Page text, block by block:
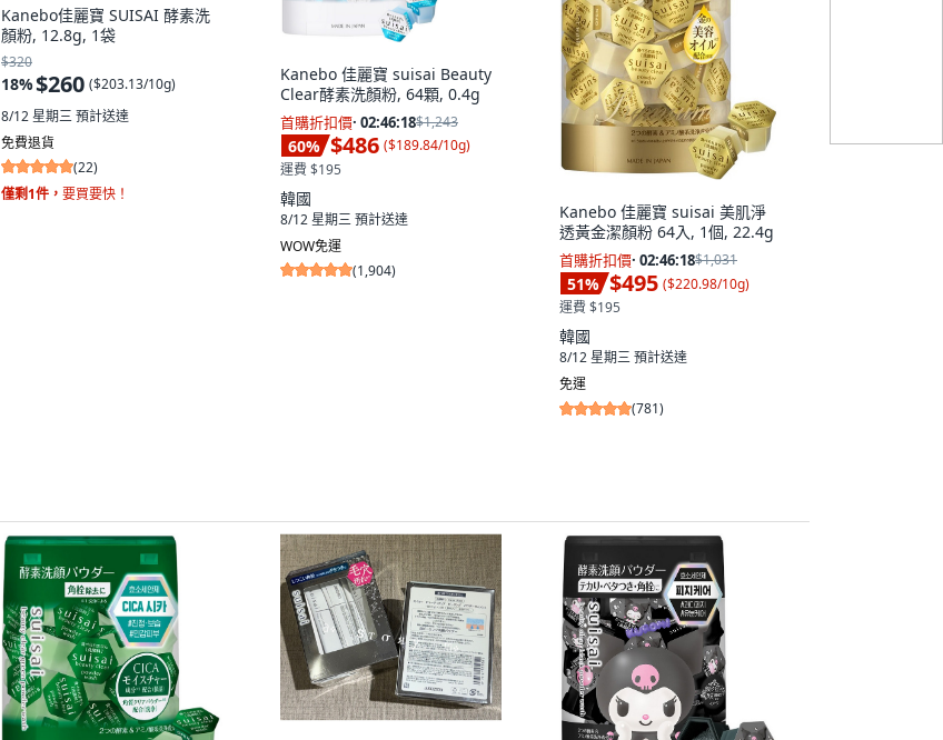
Kanebo佳麗寶 SUISAI 酵素洗
顏粉, 12.8g, 1袋
$320
18%$260 ($203.13/10g)
8/12 星期三預計送達
免費退貨
(22)
僅剩1件， 要買要快！
Kanebo 佳麗寶 suisai Beauty
Clear酵素洗顏粉, 64顆, 0.4g
首購折扣價· 02:46:17$1,243
60% $486 ($189.84/10g)
運費 $195
韓國
8/12 星期三預計送達
WOW免運
(1,904)
Kanebo 佳麗寶 suisai 美肌淨
透黃金潔顏粉 64入, 1個, 22.4g
首購折扣價· 02:46:17$1,031
51% $495 ($220.98/10g)
運費 $195
韓國
8/12 星期三預計送達
免運
(781)